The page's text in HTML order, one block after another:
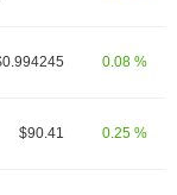
0.08 %
$90.41 0.25 %